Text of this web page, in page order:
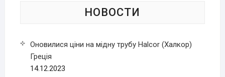
НОВОСТИ
Оновилися ціни на мідну трубу Halcor (Халкор)
Греція
14.12.2023